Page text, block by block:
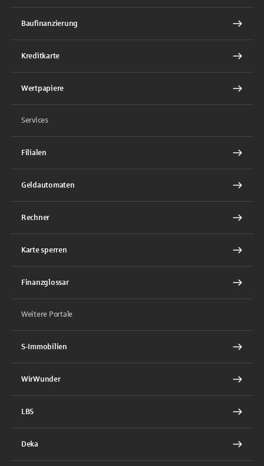
Baufinanzierung
Kreditkarte
Wertpapiere
Services
Filialen
Geldautomaten
Rechner
Karte sperren
Finanzglossar
Weitere Portale
S-Immobilien
WirWunder
LBS
Deka